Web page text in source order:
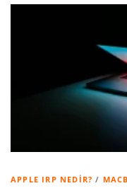
APPLE IRP NEDIR? /